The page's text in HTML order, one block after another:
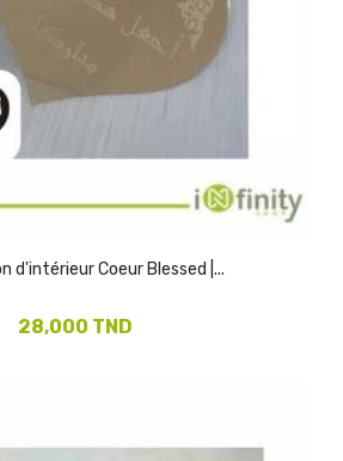
d'intérieur Coeur Blessed |...
28,000 TND